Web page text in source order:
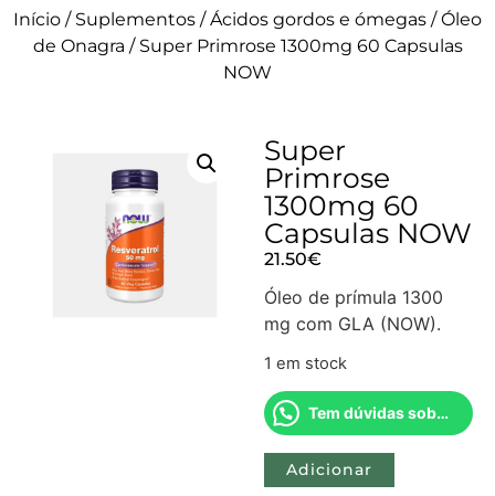
Início / Suplementos /Ácidos gordos e ómegas /Óleo
de Onagra / Super Primrose 1300mg 60 Capsulas
NOW
Super
Primrose
1300mg 60
Capsulas NOW
21.50€
Óleo de prímula 1300
mg com GLA (NOW).
1 em stock
Tem dúvidas sobre este produto?
Adicionar